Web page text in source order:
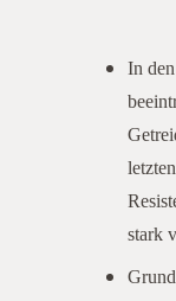
In
stark